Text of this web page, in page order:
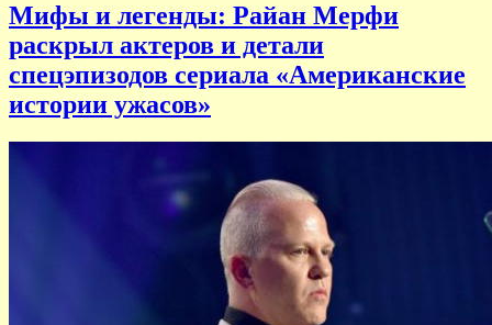
Мифы и легенды: Райан Мерфи
раскрыл актеров и детали
спецэпизодов сериала «Американские
истории ужасов»